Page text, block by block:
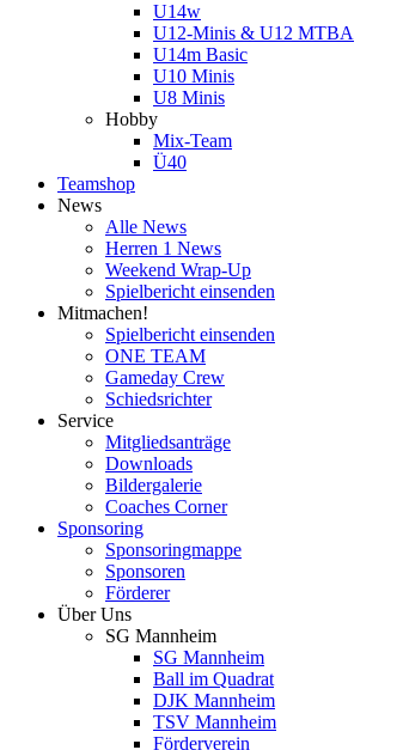
U14w
U12-Minis & U12 MTBA
U14m Basic
U10 Minis
U8 Minis
Hobby
Mix-Team
Ü40
Teamshop
News
Alle News
Herren 1 News
Weekend Wrap-Up
Spielbericht einsenden
Mitmachen!
Spielbericht einsenden
ONE TEAM
Gameday Crew
Schiedsrichter
Service
Mitgliedsanträge
Downloads
Bildergalerie
Coaches Corner
Sponsoring
Sponsoringmappe
Sponsoren
Förderer
Über Uns
SG Mannheim
SG Mannheim
Ball im Quadrat
DJK Mannheim
TSV Mannheim
Förderverein